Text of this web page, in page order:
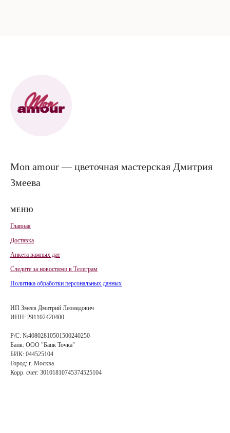
Mon amour — цветочная мастерская Дмитрия
Змеева
МЕНЮ
Главная
Доставка
Анкета важных дат
Следите за новостями в Телеграм
Политика обработки персональных данных
ИП Змеев Дмитрий Леонидович
ИНН: 291102420400
Р/С: №40802810501500240250
Банк: ООО "Банк Точка"
БИК: 044525104
Город: г. Москва
Корр. счет: 30101810745374525104